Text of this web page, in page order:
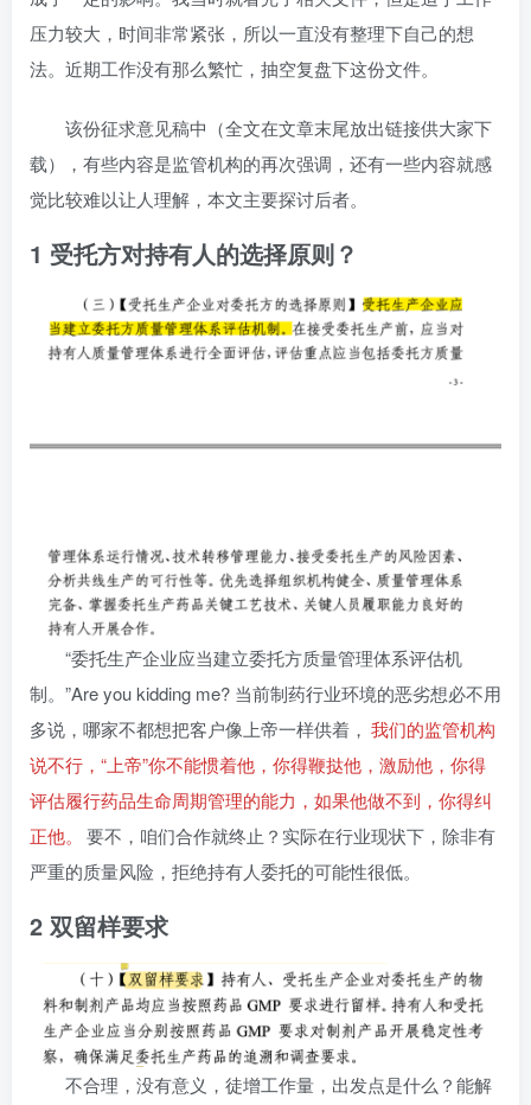
压力较大，时间非常紧张，所以一直没有整理下自己的想
法。近期工作没有那么繁忙，抽空复盘下这份文件。
该份征求意见稿中（全文在文章末尾放出链接供大家下
载），有些内容是监管机构的再次强调，还有一些内容就感
觉比较难以让人理解，本文主要探讨后者。
1 受托方对持有人的选择原则？
“委托生产企业应当建立委托方质量管理体系评估机
制。”Are you kidding me? 当前制药行业环境的恶劣想必不用
多说，哪家不都想把客户像上帝一样供着， 我们的监管机构
说不行，“上帝”你不能惯着他，你得鞭挞他，激励他，你得
评估履行药品生命周期管理的能力，如果他做不到，你得纠
正他。
要不，咱们合作就终止？实际在行业现状下，除非有
严重的质量风险，拒绝持有人委托的可能性很低。
2 双留样要求
不合理，没有意义，徒增工作量，出发点是什么？能解